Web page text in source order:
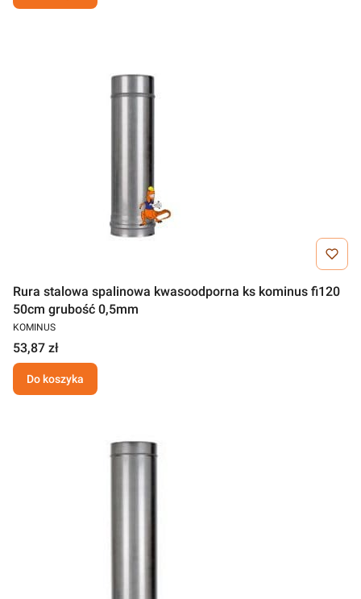
Rura stalowa spalinowa kwasoodporna ks kominus fi120
50cm grubość 0,5mm
KOMINUS
53,87 zł
Do koszyka